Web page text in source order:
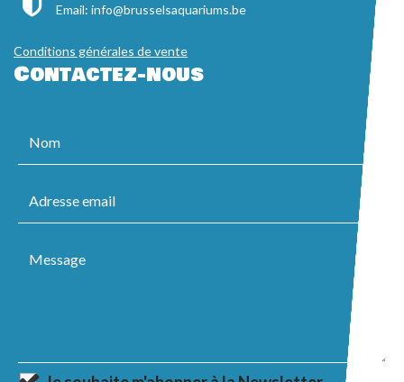
Email: info@brusselsaquariums.be
Conditions générales de vente
Contactez-nous